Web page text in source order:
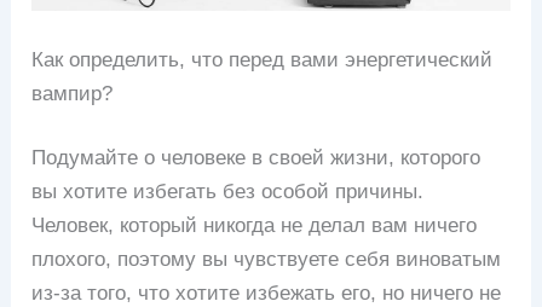
Как определить, что перед вами энергетический
вампир?
Подумайте о человеке в своей жизни, которого
вы хотите избегать без особой причины.
Человек, который никогда не делал вам ничего
плохого, поэтому вы чувствуете себя виноватым
из-за того, что хотите избежать его, но ничего не